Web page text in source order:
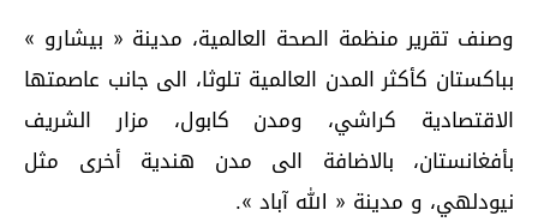
وصنف تقرير منظمة الصحة العالمية، مدينة « بيشارو »
بباكستان كأكثر المدن العالمية تلوثا، الى جانب عاصمتها
الاقتصادية كراشي، ومدن كابول، مزار الشريف
بأفغانستان، بالاضافة الى مدن هندية أخرى مثل
نيودلهي، و مدينة « الله آباد ».